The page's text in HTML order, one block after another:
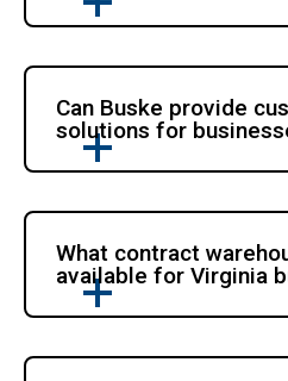
Can Buske provide
solutions for
What contract
available for Virginia